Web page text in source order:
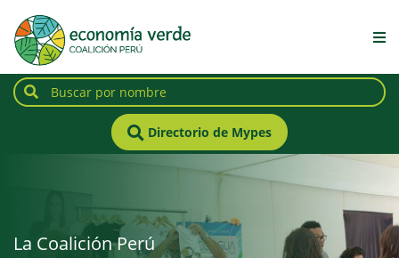
Directorio de Mypes
La Coalición Perú